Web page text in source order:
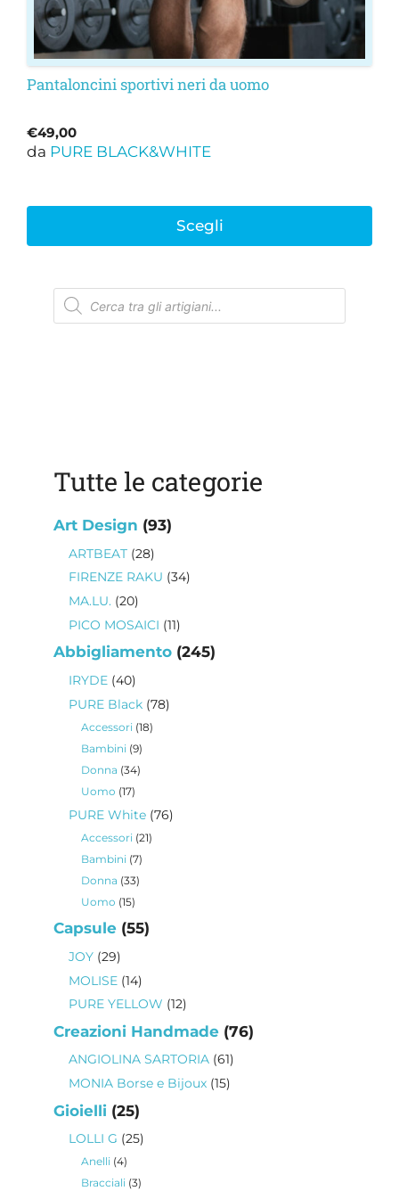
Pantaloncini sportivi neri da uomo
€49,00
da PURE BLACK&WHITE
Scegli
prodotto
Ricerca
prodotti
Tutte le categorie
Art Design 9393
ARTBEAT 2828
prodotti
FIRENZE RAKU 3434
MA.LU. 2020
prodotti
PICO MOSAICI 1111
Abbigliamento 245245
IRYDE 4040
prodotti
PURE Black 7878
Accessori 1818
Bambini 99
prodotti
Donna 3434
Uomo 1717
PURE White 7676
Accessori 2121
Bambini 77
prodotti
Donna 3333
Uomo 1515
Capsule 5555
JOY 2929
prodotti
MOLISE 1414
prodotti
PURE YELLOW 1212
Creazioni Handmade 7676
ANGIOLINA SARTORIA 6161
MONIA Borse e Bijoux 1515
Gioielli 2525
prodotti
LOLLI G 2525
Anelli 44
prodotti
Bracciali 33